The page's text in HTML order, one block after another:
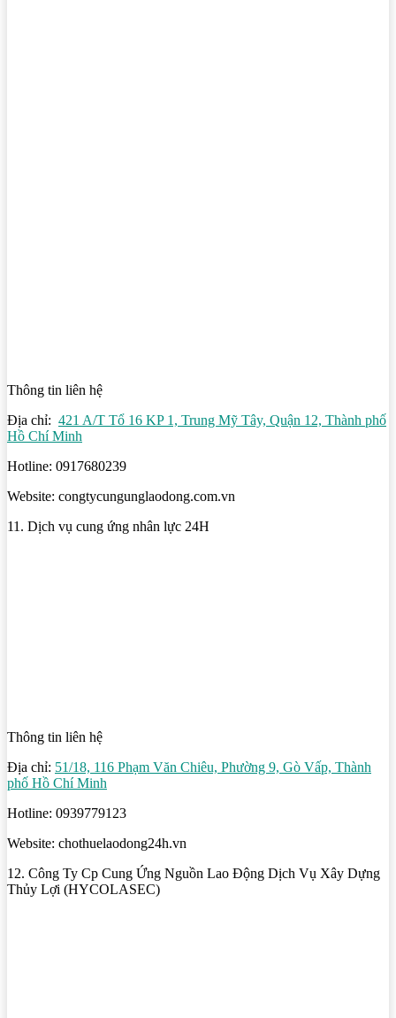
Thông tin liên hệ
Địa chỉ: 421 A/T Tổ 16 KP 1, Trung Mỹ Tây, Quận 12, Thành phố
Hồ Chí Minh
Hotline: 0917680239
Website: congtycungunglaodong.com.vn
11. Dịch vụ cung ứng nhân lực 24H
Thông tin liên hệ
Địa chỉ: 51/18, 116 Phạm Văn Chiêu, Phường 9, Gò Vấp, Thành
phố Hồ Chí Minh
Hotline: 0939779123
Website: chothuelaodong24h.vn
12. Công Ty Cp Cung Ứng Nguồn Lao Động Dịch Vụ Xây Dựng
Thủy Lợi (HYCOLASEC)